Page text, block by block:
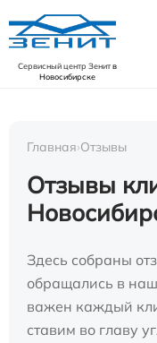
Сервисный центр Зенитв
Новосибирске
Главная›Отзывы
Отзывы
Здесь собраны
обращались в
важен каждый
ставим во главу